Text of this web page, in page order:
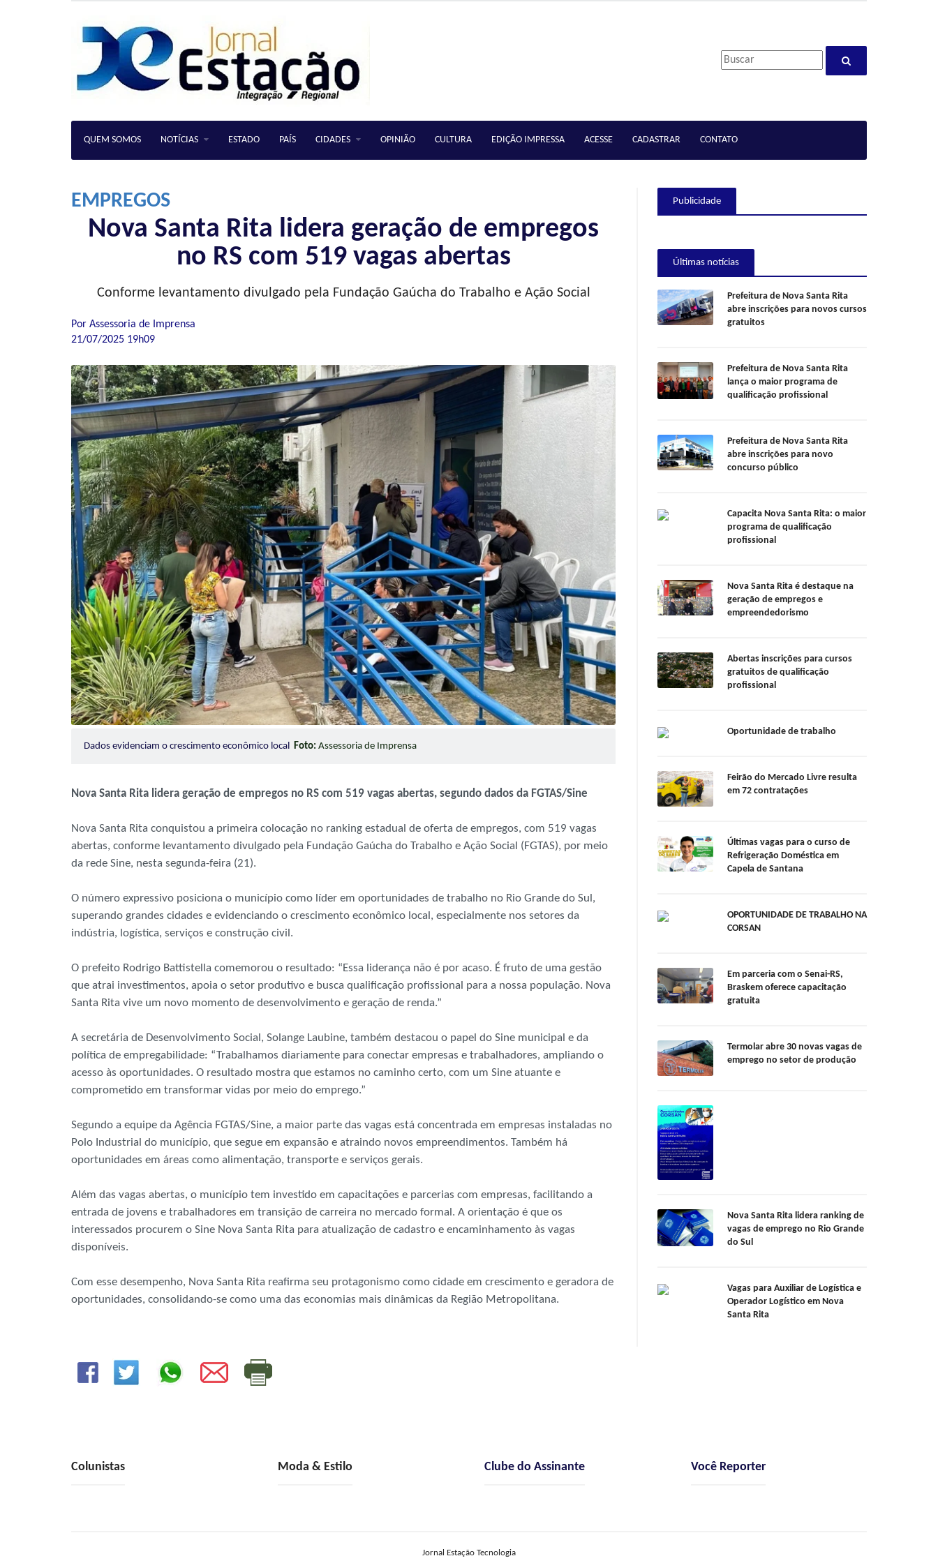
QUEM SOMOS NOTÍCIAS ESTADO PAÍS CIDADES OPINIÃO CULTURA EDIÇÃO IMPRESSA ACESSE CADASTRAR CONTATO
EMPREGOS
Nova Santa Rita lidera geração de empregos
no RS com 519 vagas abertas
Conforme levantamento divulgado pela Fundação Gaúcha do Trabalho e Ação Social
Por Assessoria de Imprensa
21/07/2025 19h09
Dados evidenciam o crescimento econômico local Foto: Assessoria de Imprensa
Nova Santa Rita lidera geração de empregos no RS com 519 vagas abertas, segundo dados da FGTAS/Sine
Nova Santa Rita conquistou a primeira colocação no ranking estadual de oferta de empregos, com 519 vagas
abertas, conforme levantamento divulgado pela Fundação Gaúcha do Trabalho e Ação Social (FGTAS), por meio
da rede Sine, nesta segunda-feira (21).
O número expressivo posiciona o município como líder em oportunidades de trabalho no Rio Grande do Sul,
superando grandes cidades e evidenciando o crescimento econômico local, especialmente nos setores da
indústria, logística, serviços e construção civil.
O prefeito Rodrigo Battistella comemorou o resultado: “Essa liderança não é por acaso. É fruto de uma gestão
que atrai investimentos, apoia o setor produtivo e busca qualificação profissional para a nossa população. Nova
Santa Rita vive um novo momento de desenvolvimento e geração de renda.”
A secretária de Desenvolvimento Social, Solange Laubine, também destacou o papel do Sine municipal e da
política de empregabilidade: “Trabalhamos diariamente para conectar empresas e trabalhadores, ampliando o
acesso às oportunidades. O resultado mostra que estamos no caminho certo, com um Sine atuante e
comprometido em transformar vidas por meio do emprego.”
Segundo a equipe da Agência FGTAS/Sine, a maior parte das vagas está concentrada em empresas instaladas no
Polo Industrial do município, que segue em expansão e atraindo novos empreendimentos. Também há
oportunidades em áreas como alimentação, transporte e serviços gerais.
Além das vagas abertas, o município tem investido em capacitações e parcerias com empresas, facilitando a
entrada de jovens e trabalhadores em transição de carreira no mercado formal. A orientação é que os
interessados procurem o Sine Nova Santa Rita para atualização de cadastro e encaminhamento às vagas
disponíveis.
Com esse desempenho, Nova Santa Rita reafirma seu protagonismo como cidade em crescimento e geradora de
oportunidades, consolidando-se como uma das economias mais dinâmicas da Região Metropolitana.
Publicidade
Últimas notícias
Prefeitura de Nova Santa Rita
abre inscrições para novos cursos
gratuitos
Prefeitura de Nova Santa Rita
lança o maior programa de
qualificação profissional
Prefeitura de Nova Santa Rita
abre inscrições para novo
concurso público
Capacita Nova Santa Rita: o maior
programa de qualificação
profissional
Nova Santa Rita é destaque na
geração de empregos e
empreendedorismo
Abertas inscrições para cursos
gratuitos de qualificação
profissional
Oportunidade de trabalho
Feirão do Mercado Livre resulta
em 72 contratações
Últimas vagas para o curso de
Refrigeração Doméstica em
Capela de Santana
OPORTUNIDADE DE TRABALHO NA
CORSAN
Em parceria com o Senai-RS,
Braskem oferece capacitação
gratuita
Termolar abre 30 novas vagas de
emprego no setor de produção
Nova Santa Rita lidera ranking de
vagas de emprego no Rio Grande
do Sul
Vagas para Auxiliar de Logística e
Operador Logístico em Nova
Santa Rita
Colunistas Moda & Estilo Clube do Assinante Você Reporter
Jornal Estação Tecnologia